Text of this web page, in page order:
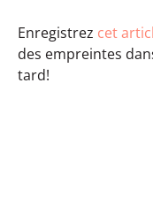
Enregistrez cet
des empreintes
tard!